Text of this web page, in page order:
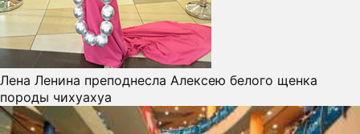
Лена Ленина преподнесла Алексею белого щенка
породы чихуахуа